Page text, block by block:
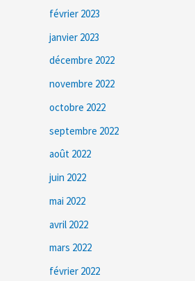
février 2023
janvier 2023
décembre 2022
novembre 2022
octobre 2022
septembre 2022
août 2022
juin 2022
mai 2022
avril 2022
mars 2022
février 2022